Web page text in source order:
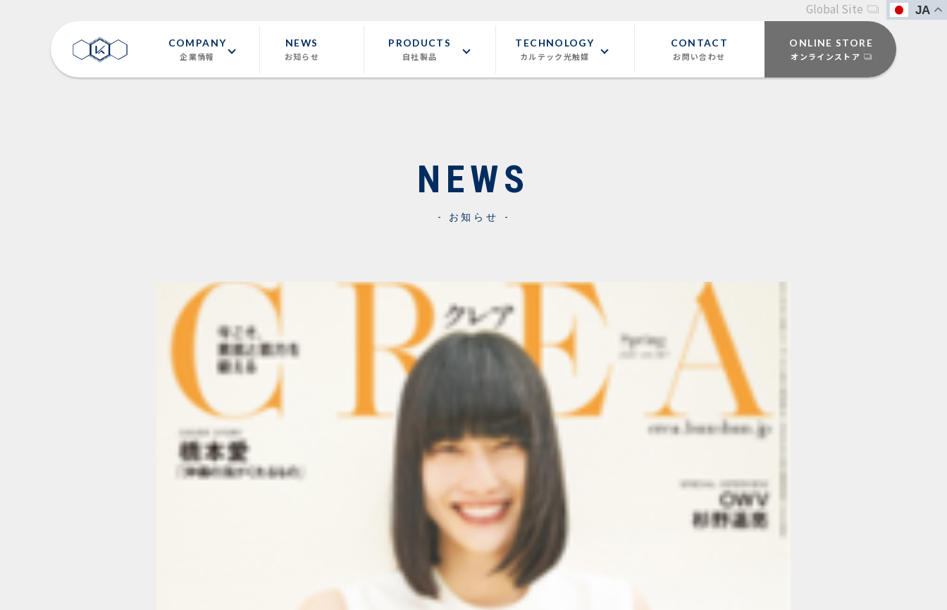
COMPANY
企業情報
NEWS
お知らせ
PRODUCTS
自社製品
TECHNOLOGY
カルテック光触媒
CONTACT
お問い合わせ
ONLINE STORE
オンラインストア
Global Site JA
NEWS
お知らせ